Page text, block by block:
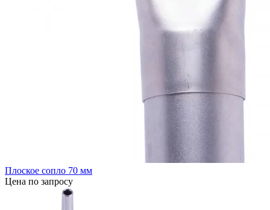
Плоское сопло 70 мм
Цена по запросу